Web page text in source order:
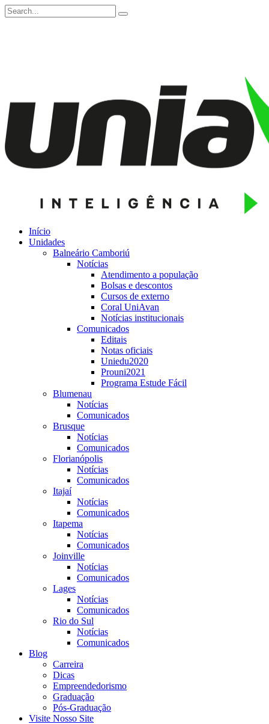
Início
Unidades
Balneário Camboriú
Notícias
Atendimento a população
Bolsas e descontos
Cursos de externo
Coral UniAvan
Notícias institucionais
Comunicados
Editais
Notas oficiais
Uniedu2020
Prouni2021
Programa Estude Fácil
Blumenau
Notícias
Comunicados
Brusque
Notícias
Comunicados
Florianópolis
Notícias
Comunicados
Itajaí
Notícias
Comunicados
Itapema
Notícias
Comunicados
Joinville
Notícias
Comunicados
Lages
Notícias
Comunicados
Rio do Sul
Notícias
Comunicados
Blog
Carreira
Dicas
Empreendedorismo
Graduação
Pós-Graduação
Visite Nosso Site